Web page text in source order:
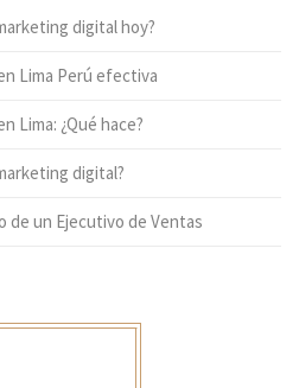
digital hoy?
Lima Perú efectiva
Lima: ¿Qué hace?
digital?
de un Ejecutivo de Ventas